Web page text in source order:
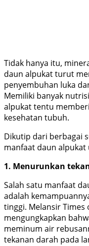
Tidak hanya itu,
daun alpukat turut
penyembuhan luka
Memiliki banyak
alpukat tentu
kesehatan tubuh.
Dikutip dari berbagai
manfaat daun
1. Menurunkan
Salah satu manfaat
adalah
tinggi. Melansir Times
mengungkapkan
meminum air
tekanan darah pada